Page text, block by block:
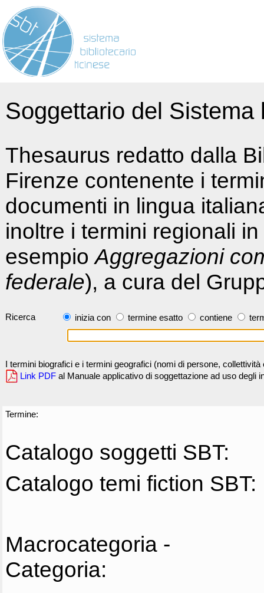
Soggettario del
Thesaurus redatto dalla
Firenze contenente i
documenti in lingua
inoltre i termini regionali
esempioAggregazioni
federale), a cura del
Ricerca inizia con termine esatto contiene
I termini biografici e i termini geografici (nomi di persone,
Link PDF al Manuale applicativo di soggettazione ad uso degli
Termine:
Catalogo soggetti SBT:
Catalogo temi fiction SBT:
Macrocategoria -
Categoria: